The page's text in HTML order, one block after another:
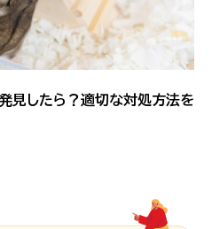
見したら？適切な対処方法を